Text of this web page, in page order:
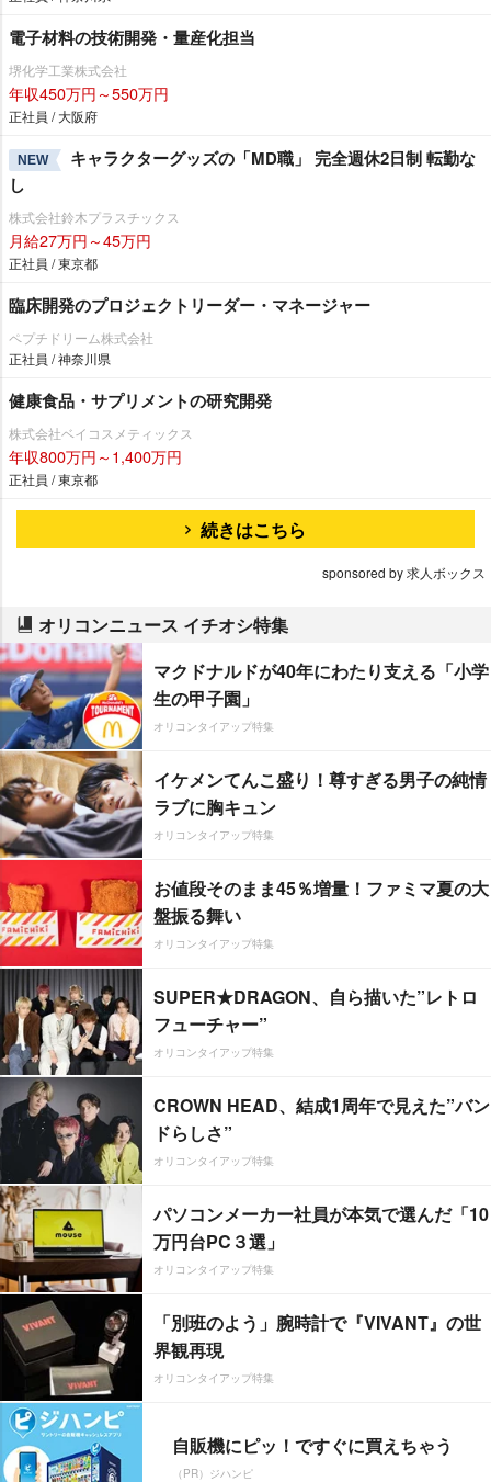
電子材料の技術開発・量産化担当
堺化学工業株式会社
年収450万円～550万円
正社員 / 大阪府
NEW
キャラクターグッズの「MD職」 完全週休2日制 転勤な
し
株式会社鈴木プラスチックス
月給27万円～45万円
正社員 / 東京都
臨床開発のプロジェクトリーダー・マネージャー
ペプチドリーム株式会社
正社員 / 神奈川県
健康食品・サプリメントの研究開発
株式会社ベイコスメティックス
年収800万円～1,400万円
正社員 / 東京都
続きはこちら
sponsored by 求人ボックス
オリコンニュース イチオシ特集
マクドナルドが40年にわたり支える「小学
生の甲子園」
オリコンタイアップ特集
イケメンてんこ盛り！尊すぎる男子の純情
ラブに胸キュン
オリコンタイアップ特集
お値段そのまま45％増量！ファミマ夏の大
盤振る舞い
オリコンタイアップ特集
SUPER★DRAGON、自ら描いた”レトロ
フューチャー”
オリコンタイアップ特集
CROWN HEAD、結成1周年で見えた”バン
ドらしさ”
オリコンタイアップ特集
パソコンメーカー社員が本気で選んだ「10
万円台PC３選」
オリコンタイアップ特集
「別班のよう」腕時計で『VIVANT』の世
界観再現
オリコンタイアップ特集
自販機にピッ！ですぐに買えちゃう
（PR）ジハンピ